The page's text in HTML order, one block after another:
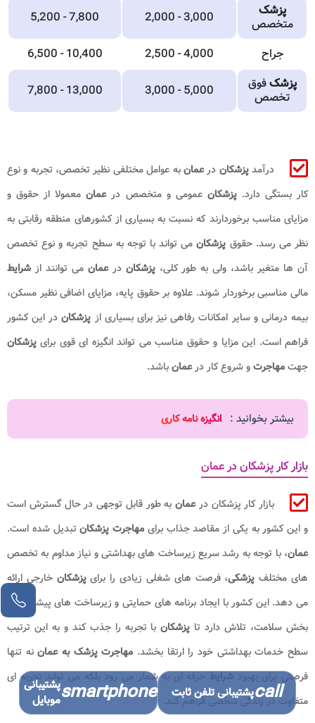
پزشک
متخصص
2,000 - 3,000
5,200 - 7,800
جراح 2,500 - 4,000
6,500 - 10,400
پزشکفوق
تخصص
3,000 - 5,000
7,800 - 13,000
درآمدپزشکان درعمانبه عوامل مختلفی نظیر تخصص، تجربه و نوع
کار بستگی دارد.پزشکانعمومی و متخصص درعمان معمولا از حقوق و
مزایای مناسب برخوردارند که نسبت به بسیاری از کشورهای منطقه رقابتی به
نظر می رسد. حقوق پزشکان می تواند با توجه به سطح تجربه و نوع تخصص
آن ها متغیر باشد، ولی به طور کلی،پزشکاندرعمانمی توانند از شرایط
مالی مناسبی برخوردار شوند. علاوه بر حقوق پایه، مزایای اضافی نظیر مسکن،
بیمه درمانی و سایر امکانات رفاهی نیز برای بسیاری از پزشکان در این کشور
فراهم است. این مزایا و حقوق مناسب می تواند انگیزه ای قوی برای پزشکان
جهتمهاجرتو شروع کار درعمانباشد.
بیشتر بخوانید : انگیزه نامه کاری
بازار کار پزشکان در عمان
بازار کار پزشکان درعمان به طور قابل توجهی در حال گسترش است
و این کشور به یکی از مقاصد جذاب برای مهاجرت پزشکان تبدیل شده است.
عمان، با توجه به رشد سریع زیرساخت های بهداشتی و نیاز مداوم به تخصص
های مختلف پزشکی، فرصت های شغلی زیادی را برایپزشکان خارجی ارائه
می دهد. این کشور با ایجاد برنامه های حمایتی و زیرساخت های پیشرفته در
بخش سلامت، تلاش دارد تا پزشکان با تجربه را جذب کند و به این ترتیب
سطح خدمات بهداشتی خود را ارتقا بخشد. مهاجرت پزشک به عماننه تنها
فرصتی برای بهبودشرایطحرفه ای به شمار می رود بلکه می تواند تجربه ای
متفاوت در زندگی شخصی فراهم کند.
callپشتیبانی تلفن ثابت smartphoneپشتیبانی
موبایل